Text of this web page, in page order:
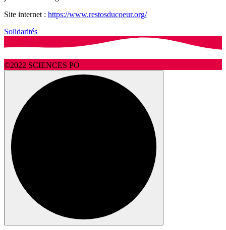
Site internet : https://www.restosducoeur.org/
Solidarités
©2022 SCIENCES PO